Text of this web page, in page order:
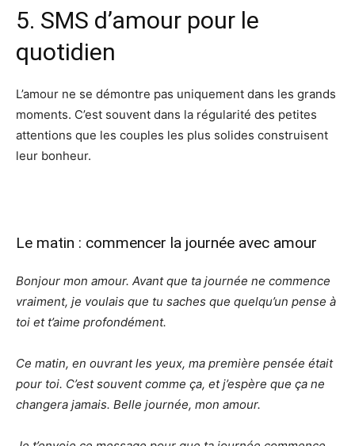
5. SMS d’amour pour le
quotidien
L’amour ne se démontre pas uniquement dans les grands
moments. C’est souvent dans la régularité des petites
attentions que les couples les plus solides construisent
leur bonheur.
Le matin : commencer la journée avec amour
Bonjour mon amour. Avant que ta journée ne commence
vraiment, je voulais que tu saches que quelqu’un pense à
toi et t’aime profondément.
Ce matin, en ouvrant les yeux, ma première pensée était
pour toi. C’est souvent comme ça, et j’espère que ça ne
changera jamais. Belle journée, mon amour.